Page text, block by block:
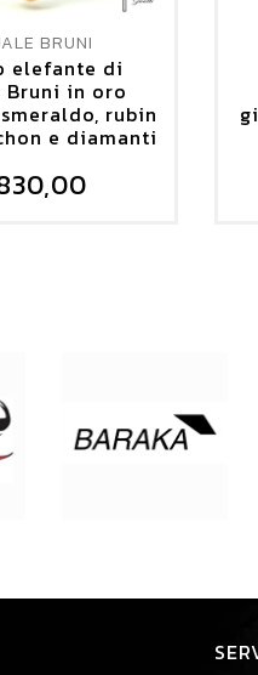
BRUNI
elefante di
Bruni in oro
rubin
e diamanti